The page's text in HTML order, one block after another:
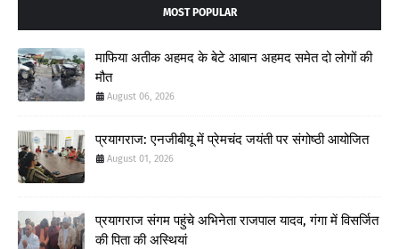
MOST POPULAR
माफिया अतीक अहमद के बेटे आबान अहमद समेत दो लोगों की
मौत
August 06, 2026
प्रयागराज: एनजीबीयू में प्रेमचंद जयंती पर संगोष्ठी आयोजित
August 01, 2026
प्रयागराज संगम पहुंचे अभिनेता राजपाल यादव, गंगा में विसर्जित
की पिता की अस्थियां